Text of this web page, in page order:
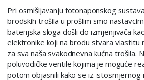
Pri osmišljavanju fotonaponskog
brodskih trošila u prošlim smo
baterijska sloga došli do izmjenjivača
elektronike koji na brodu stvara vlastitu
za sva naša svakodnevna kućna trošila.
poluvodičke ventile kojima je moguće
potom objasnili kako se iz istosmjernog